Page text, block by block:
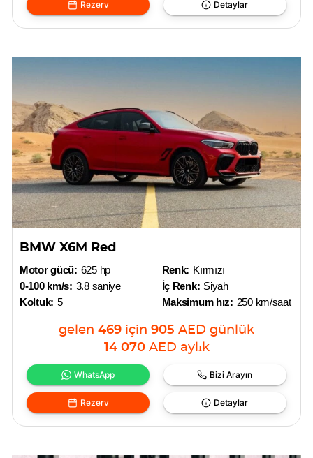
Rezerv Detaylar
BMW X6M Red
Motor gücü: 625 hp
0-100 km/s: 3.8 saniye
Koltuk: 5
Renk: Kırmızı
İç Renk: Siyah
Maksimum hız: 250 km/saat
gelen 469 için 905 AED günlük
14 070 AED aylık
WhatsApp Bizi Arayın
Rezerv Detaylar